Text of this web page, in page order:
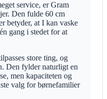
service, er Gram
Den fulde 60 cm
betyder, at I kan vaske
gang i stedet for at
store ting, og
Den fylder naturligt en
men kapaciteten og
valg for børnefamilier